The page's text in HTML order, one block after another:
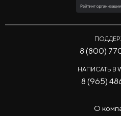
8 (800)
НАПИСАТЬ В
8 (965)
О